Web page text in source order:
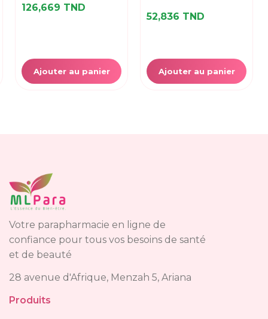
126,669 TND
Ajouter au panier
52,836 TND
Ajouter au panier
Votre parapharmacie en ligne de
confiance pour tous vos besoins de santé
et de beauté
28 avenue d'Afrique, Menzah 5, Ariana
Produits